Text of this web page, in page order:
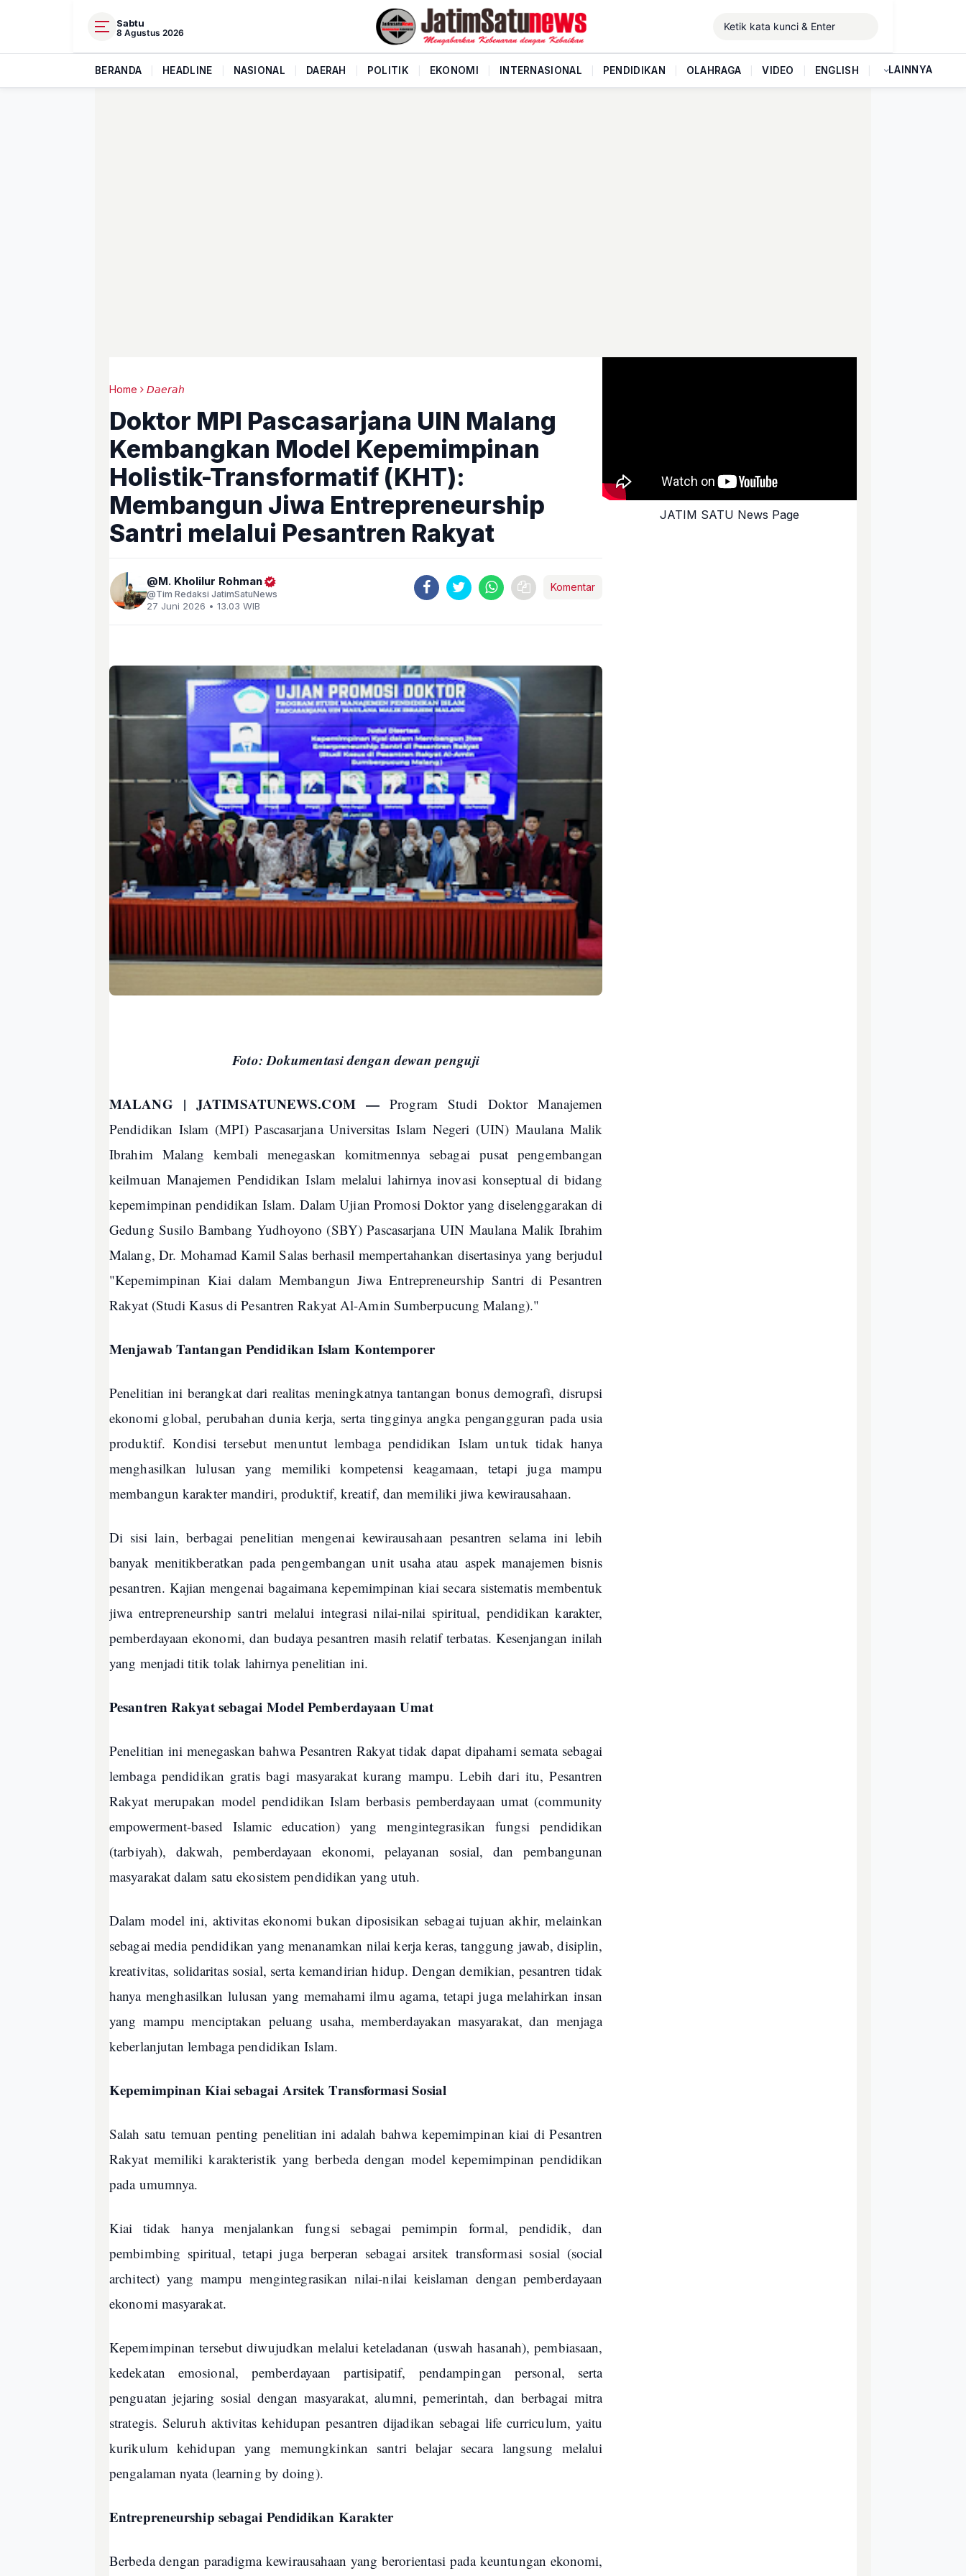
Sabtu
8 Agustus 2026
BERANDA HEADLINE NASIONAL DAERAH POLITIK EKONOMI INTERNASIONAL PENDIDIKAN OLAHRAGA VIDEO ENGLISH LAINNYA
Home 𝘋𝘢𝘦𝘳𝘢𝘩
Doktor MPI Pascasarjana UIN Malang
Kembangkan Model Kepemimpinan
Holistik-Transformatif (KHT):
Membangun Jiwa Entrepreneurship
Santri melalui Pesantren Rakyat
M. Kholilur Rohman
Tim Redaksi JatimSatuNews
27 Juni 2026 • 13.03 WIB
Komentar
Foto: Dokumentasi dengan dewan penguji
MALANG | JATIMSATUNEWS.COM —Program Studi Doktor Manajemen
Pendidikan Islam (MPI) Pascasarjana Universitas Islam Negeri (UIN) Maulana Malik
Ibrahim Malang kembali menegaskan komitmennya sebagai pusat pengembangan
keilmuan Manajemen Pendidikan Islam melalui lahirnya inovasi konseptual di bidang
kepemimpinan pendidikan Islam. Dalam Ujian Promosi Doktor yang diselenggarakan di
Gedung Susilo Bambang Yudhoyono (SBY) Pascasarjana UIN Maulana Malik Ibrahim
Malang, Dr. Mohamad Kamil Salas berhasil mempertahankan disertasinya yang berjudul
"Kepemimpinan Kiai dalam Membangun Jiwa Entrepreneurship Santri di Pesantren
Rakyat (Studi Kasus di Pesantren Rakyat Al-Amin Sumberpucung Malang)."
Menjawab Tantangan Pendidikan Islam Kontemporer
Penelitian ini berangkat dari realitas meningkatnya tantangan bonus demografi, disrupsi
ekonomi global, perubahan dunia kerja, serta tingginya angka pengangguran pada usia
produktif. Kondisi tersebut menuntut lembaga pendidikan Islam untuk tidak hanya
menghasilkan lulusan yang memiliki kompetensi keagamaan, tetapi juga mampu
membangun karakter mandiri, produktif, kreatif, dan memiliki jiwa kewirausahaan.
Di sisi lain, berbagai penelitian mengenai kewirausahaan pesantren selama ini lebih
banyak menitikberatkan pada pengembangan unit usaha atau aspek manajemen bisnis
pesantren. Kajian mengenai bagaimana kepemimpinan kiai secara sistematis membentuk
jiwa entrepreneurship santri melalui integrasi nilai-nilai spiritual, pendidikan karakter,
pemberdayaan ekonomi, dan budaya pesantren masih relatif terbatas. Kesenjangan inilah
yang menjadi titik tolak lahirnya penelitian ini.
Pesantren Rakyat sebagai Model Pemberdayaan Umat
Penelitian ini menegaskan bahwa Pesantren Rakyat tidak dapat dipahami semata sebagai
lembaga pendidikan gratis bagi masyarakat kurang mampu. Lebih dari itu, Pesantren
Rakyat merupakan model pendidikan Islam berbasis pemberdayaan umat (community
empowerment-based Islamic education) yang mengintegrasikan fungsi pendidikan
(tarbiyah), dakwah, pemberdayaan ekonomi, pelayanan sosial, dan pembangunan
masyarakat dalam satu ekosistem pendidikan yang utuh.
Dalam model ini, aktivitas ekonomi bukan diposisikan sebagai tujuan akhir, melainkan
sebagai media pendidikan yang menanamkan nilai kerja keras, tanggung jawab, disiplin,
kreativitas, solidaritas sosial, serta kemandirian hidup. Dengan demikian, pesantren tidak
hanya menghasilkan lulusan yang memahami ilmu agama, tetapi juga melahirkan insan
yang mampu menciptakan peluang usaha, memberdayakan masyarakat, dan menjaga
keberlanjutan lembaga pendidikan Islam.
Kepemimpinan Kiai sebagai Arsitek Transformasi Sosial
Salah satu temuan penting penelitian ini adalah bahwa kepemimpinan kiai di Pesantren
Rakyat memiliki karakteristik yang berbeda dengan model kepemimpinan pendidikan
pada umumnya.
Kiai tidak hanya menjalankan fungsi sebagai pemimpin formal, pendidik, dan
pembimbing spiritual, tetapi juga berperan sebagai arsitek transformasi sosial (social
architect) yang mampu mengintegrasikan nilai-nilai keislaman dengan pemberdayaan
ekonomi masyarakat.
Kepemimpinan tersebut diwujudkan melalui keteladanan (uswah hasanah), pembiasaan,
kedekatan emosional, pemberdayaan partisipatif, pendampingan personal, serta
penguatan jejaring sosial dengan masyarakat, alumni, pemerintah, dan berbagai mitra
strategis. Seluruh aktivitas kehidupan pesantren dijadikan sebagai life curriculum, yaitu
kurikulum kehidupan yang memungkinkan santri belajar secara langsung melalui
pengalaman nyata (learning by doing).
Entrepreneurship sebagai Pendidikan Karakter
Berbeda dengan paradigma kewirausahaan yang berorientasi pada keuntungan ekonomi,
JATIM SATU News Page